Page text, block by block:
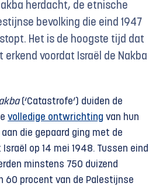
herdacht, de etnische
bevolking die eind 1947
Het is de hoogste tijd dat
voordat Israël de Nakba
(‘Catastrofe’) duiden de
volledige ontwrichting van hun
die gepaard ging met de
op 14 mei 1948. Tussen eind
minstens 750 duizend
60 procent van de Palestijnse